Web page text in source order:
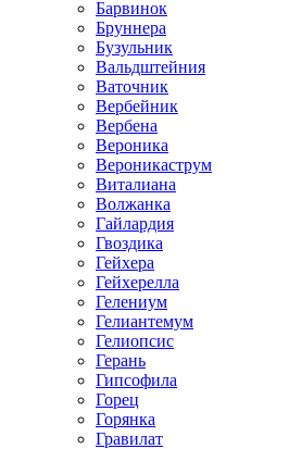
Барвинок
Бруннера
Бузульник
Вальдштейния
Ваточник
Вербейник
Вербена
Вероника
Вероникаструм
Виталиана
Волжанка
Гайлардия
Гвоздика
Гейхера
Гейхерелла
Гелениум
Гелиантемум
Гелиопсис
Герань
Гипсофила
Горец
Горянка
Гравилат